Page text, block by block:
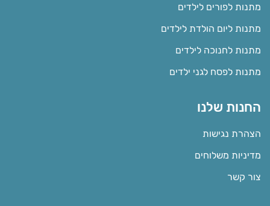
מתנות לפורים לילדים
מתנות ליום הולדת לילדים
מתנות לחנוכה לילדים
מתנות לפסח לגני ילדים
החנות שלנו
הצהרת נגישות
מדיניות משלוחים
צור קשר